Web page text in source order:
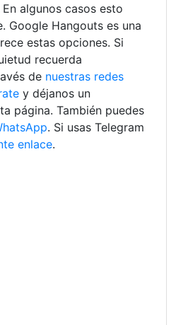
algunos casos esto
Google Hangouts es una
estas opciones. Si
recuerda
de nuestras redes
y déjanos un
página. También puedes
. Si usas Telegram
enlace.